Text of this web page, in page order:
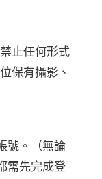
止任何形式
保有攝影、
號。（無論
需先完成登